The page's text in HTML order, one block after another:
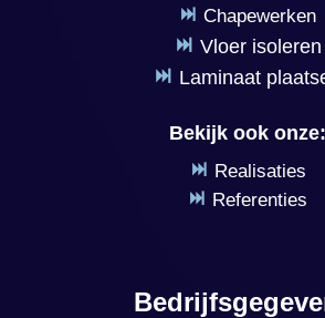
Chapewerken
Vloer isoleren
Laminaat
Bekijk ook onze:
Realisaties
Referenties